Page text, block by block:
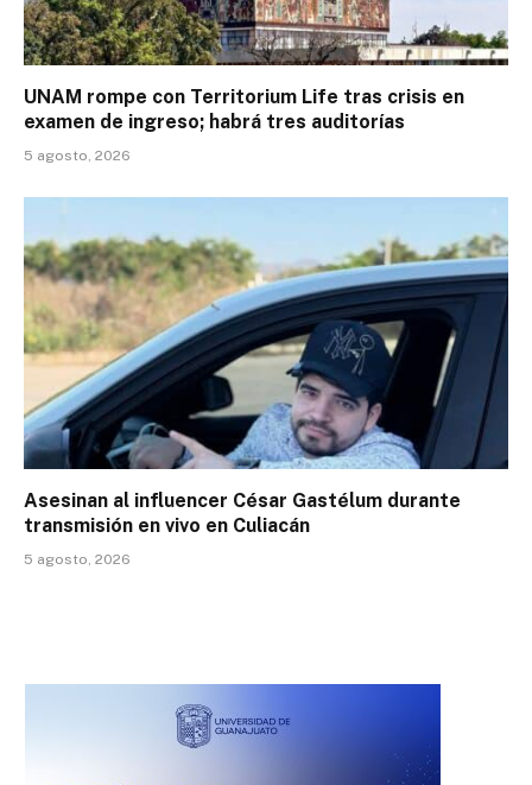
UNAM rompe con Territorium Life tras crisis en
examen de ingreso; habrá tres auditorías
5 agosto, 2026
Asesinan al influencer César Gastélum durante
transmisión en vivo en Culiacán
5 agosto, 2026